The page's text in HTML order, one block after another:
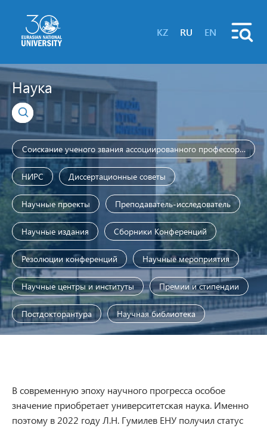
KZ RU EN
Наука
Соискание ученого звания ассоциированного профессора
НИРС Диссертационные советы
Научные проекты Преподаватель-исследователь
Научные издания Сборники Конференций
Резолюции конференций Научные мероприятия
Научные центры и институты Премии и стипендии
Постдокторантура Научная библиотека
В современную эпоху научного прогресса особое
значение приобретает университетская наука. Именно
поэтому в 2022 году Л.Н. Гумилев ЕНУ получил статус